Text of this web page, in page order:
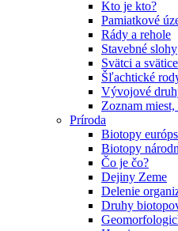
Kto je kto?
Pamiatkové
Rády a rehole
Stavebné slohy
Svätci a svätice
Šľachtické
Vývojové
Zoznam
Príroda
Biotopy
Biotopy
Čo je čo?
Dejiny Zeme
Delenie
Druhy